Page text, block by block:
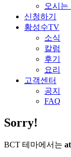
오시는
신청하기
황성수TV
소식
칼럼
후기
요리
고객센터
공지
FAQ
Sorry!
BCT 테마에서는